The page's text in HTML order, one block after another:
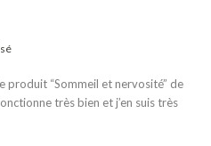
produit “Sommeil et nervosité” de
très bien et j’en suis très